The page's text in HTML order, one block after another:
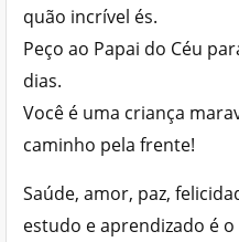
quão incrível és.
Peço ao Papai do Céu
dias.
Você é uma criança
caminho pela frente!
Saúde, amor, paz,
estudo e aprendizado é